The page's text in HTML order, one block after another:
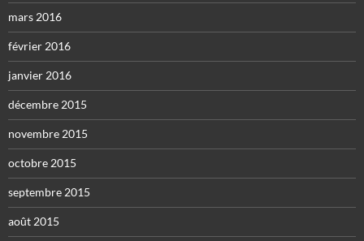
mars 2016
février 2016
janvier 2016
décembre 2015
novembre 2015
octobre 2015
septembre 2015
août 2015